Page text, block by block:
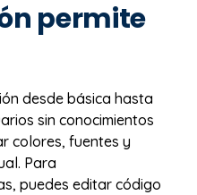
permite
desde básica hasta
sin conocimientos
colores, fuentes y
Para
puedes editar código